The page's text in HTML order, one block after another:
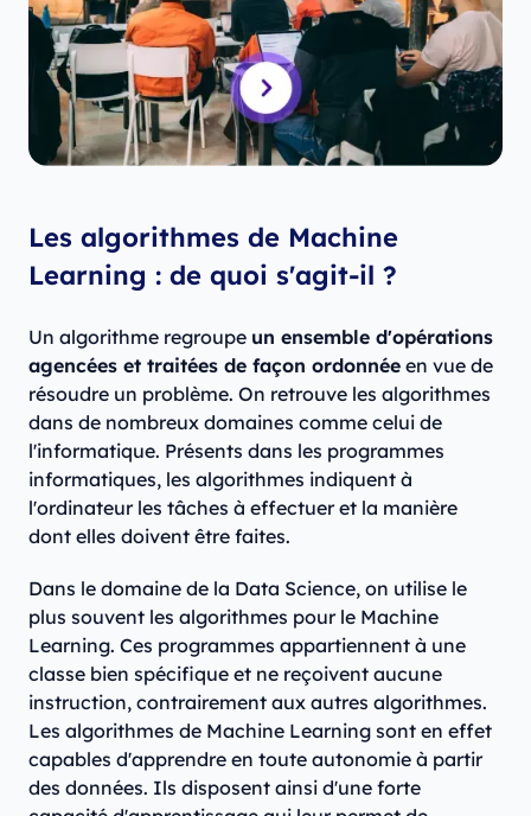
Les algorithmes de Machine
Learning : de quoi s'agit-il ?
Un algorithme regroupe un ensemble d'opérations
agencées et traitées de façon ordonnée en vue de
résoudre un problème. On retrouve les algorithmes
dans de nombreux domaines comme celui de
l'informatique. Présents dans les programmes
informatiques, les algorithmes indiquent à
l'ordinateur les tâches à effectuer et la manière
dont elles doivent être faites.
Dans le domaine de la Data Science, on utilise le
plus souvent les algorithmes pour le Machine
Learning. Ces programmes appartiennent à une
classe bien spécifique et ne reçoivent aucune
instruction, contrairement aux autres algorithmes.
Les algorithmes de Machine Learning sont en effet
capables d'apprendre en toute autonomie à partir
des données. Ils disposent ainsi d'une forte